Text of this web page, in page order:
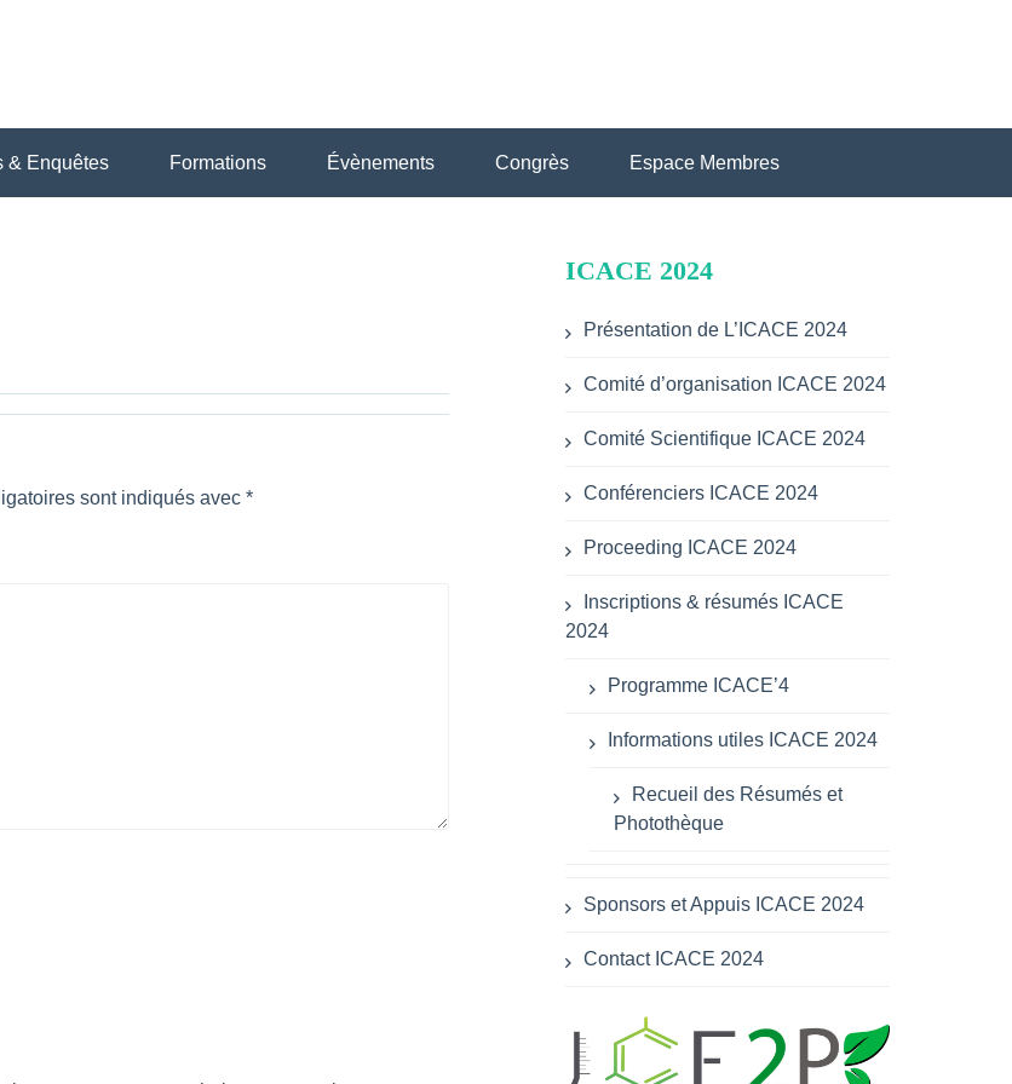
& Enquêtes Formations Évènements Congrès Espace Membres
sont indiqués avec *
ICACE 2024
Présentation de L’ICACE 2024
Comité d’organisation ICACE 2024
Comité Scientifique ICACE 2024
Conférenciers ICACE 2024
Proceeding ICACE 2024
Inscriptions & résumés ICACE
2024
Programme ICACE’4
Informations utiles ICACE 2024
Recueil des Résumés et
Photothèque
Sponsors et Appuis ICACE 2024
Contact ICACE 2024